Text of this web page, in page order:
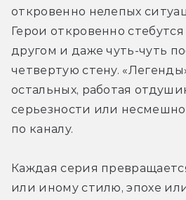
откровенно нелепых
Герои откровенно
другом и даже чуть-чуть
четвертую стену.
остальных, работая
серьезности или
по каналу.
Каждая серия
или иному стилю, эпохе